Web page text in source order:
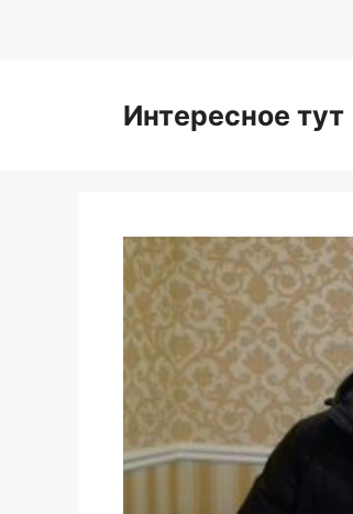
Интересное тут